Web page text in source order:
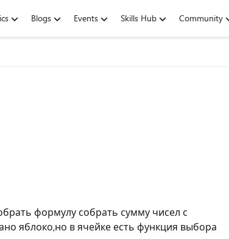
Blogs Events Skills Hub Community
формулу собрать сумму чисел с
яблоко,но в ячейке есть функция выбора